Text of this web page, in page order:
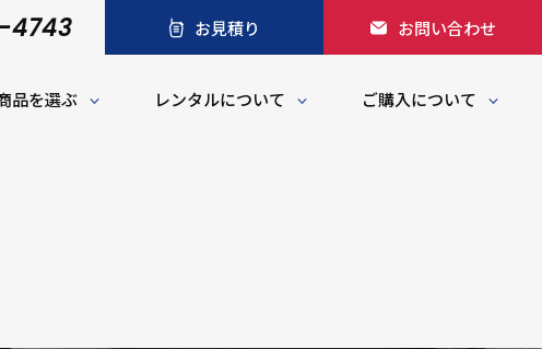
4743 お見積り お問い合わせ
品を選ぶ レンタルについて ご購入について